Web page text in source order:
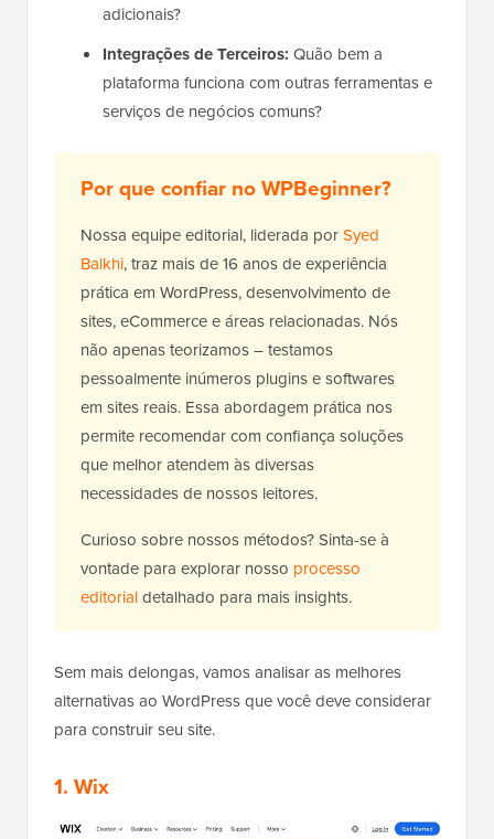
adicionais?
Integrações de Terceiros: Quão bem a
plataforma funciona com outras ferramentas e
serviços de negócios comuns?
Por que confiar no WPBeginner?
Nossa equipe editorial, liderada porSyed
Balkhi, traz mais de 16 anos de experiência
prática em WordPress, desenvolvimento de
sites, eCommerce e áreas relacionadas. Nós
não apenas teorizamos – testamos
pessoalmente inúmeros plugins e softwares
em sites reais. Essa abordagem prática nos
permite recomendar com confiança soluções
que melhor atendem às diversas
necessidades de nossos leitores.
Curioso sobre nossos métodos? Sinta-se à
vontade para explorar nosso processo
editorialdetalhado para mais insights.
Sem mais delongas, vamos analisar as melhores
alternativas ao WordPress que você deve considerar
para construir seu site.
1. Wix